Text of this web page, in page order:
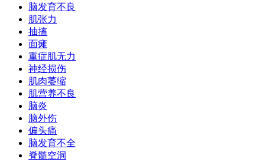
脑发育不良
肌张力
抽搐
面瘫
重症肌无力
神经损伤
肌肉萎缩
肌营养不良
脑炎
脑外伤
偏头痛
脑发育不全
脊髓空洞